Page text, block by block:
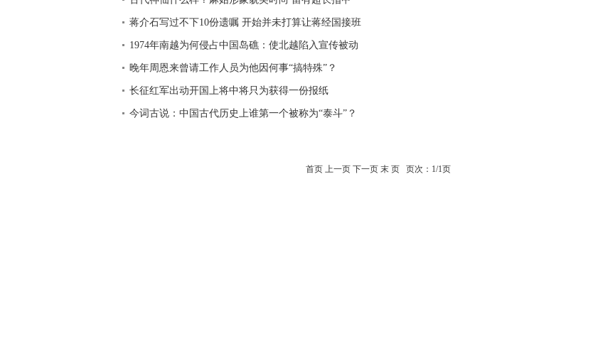
蒋介石写过不下10份遗嘱 开始并未打算让蒋经国接班
1974年南越为何侵占中国岛礁：使北越陷入宣传被动
晚年周恩来曾请工作人员为他因何事“搞特殊”？
长征红军出动开国上将中将只为获得一份报纸
今词古说：中国古代历史上谁第一个被称为“泰斗”？
首页 上一页 下一页 末 页 页次：1/1页